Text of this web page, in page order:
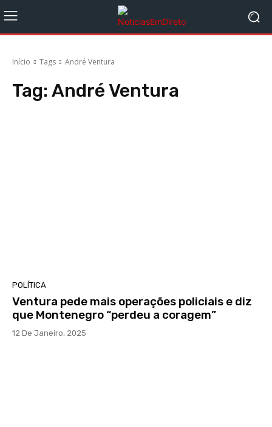
Início Tags André Ventura
Tag: André Ventura
POLÍTICA
Ventura pede mais operações policiais e diz
que Montenegro “perdeu a coragem”
12 De Janeiro, 2025